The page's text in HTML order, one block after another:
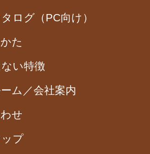
ログ（PC向け）
た
い特徴
ム／会社案内
せ
プ